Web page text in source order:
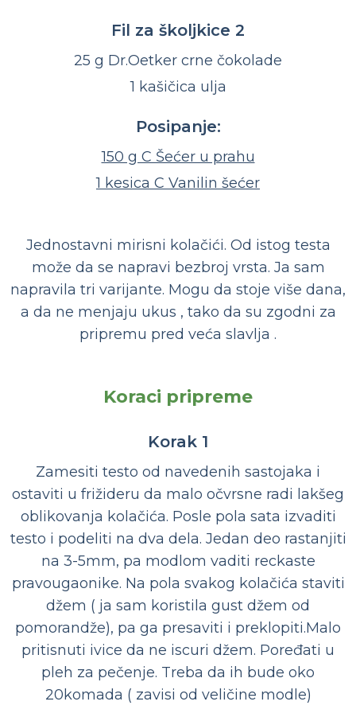
Fil za školjkice 2
25 g Dr.Oetker crne čokolade
1 kašičica ulja
Posipanje:
150 g C Šećer u prahu
1 kesica C Vanilin šećer
Jednostavni mirisni kolačići. Od istog testa
može da se napravi bezbroj vrsta. Ja sam
napravila tri varijante. Mogu da stoje više dana,
a da ne menjaju ukus , tako da su zgodni za
pripremu pred veća slavlja .
Koraci pripreme
Korak 1
Zamesiti testo od navedenih sastojaka i
ostaviti u frižideru da malo očvrsne radi lakšeg
oblikovanja kolačića. Posle pola sata izvaditi
testo i podeliti na dva dela. Jedan deo rastanjiti
na 3-5mm, pa modlom vaditi reckaste
pravougaonike. Na pola svakog kolačića staviti
džem ( ja sam koristila gust džem od
pomorandže), pa ga presaviti i preklopiti.Malo
pritisnuti ivice da ne iscuri džem. Poređati u
pleh za pečenje. Treba da ih bude oko
20komada ( zavisi od veličine modle)